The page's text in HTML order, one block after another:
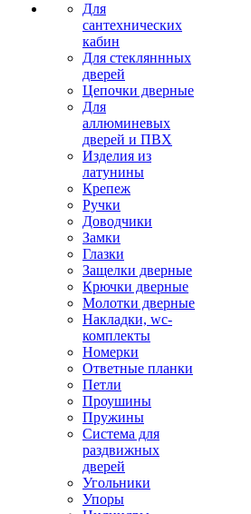
Для
сантехнических
кабин
Для стекляннных
дверей
Цепочки дверные
Для
аллюминевых
дверей и ПВХ
Изделия из
латунины
Крепеж
Ручки
Доводчики
Замки
Глазки
Защелки дверные
Крючки дверные
Молотки дверные
Накладки, wc-
комплекты
Номерки
Ответные планки
Петли
Проушины
Пружины
Система для
раздвижных
дверей
Угольники
Упоры